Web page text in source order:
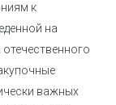
к
на
важных